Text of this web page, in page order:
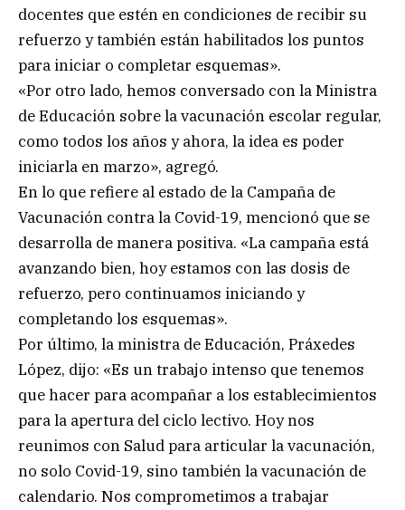
docentes que estén en condiciones de recibir su
refuerzo y también están habilitados los puntos
para iniciar o completar esquemas».
«Por otro lado, hemos conversado con la Ministra
de Educación sobre la vacunación escolar regular,
como todos los años y ahora, la idea es poder
iniciarla en marzo», agregó.
En lo que refiere al estado de la Campaña de
Vacunación contra la Covid-19, mencionó que se
desarrolla de manera positiva. «La campaña está
avanzando bien, hoy estamos con las dosis de
refuerzo, pero continuamos iniciando y
completando los esquemas».
Por último, la ministra de Educación, Práxedes
López, dijo: «Es un trabajo intenso que tenemos
que hacer para acompañar a los establecimientos
para la apertura del ciclo lectivo. Hoy nos
reunimos con Salud para articular la vacunación,
no solo Covid-19, sino también la vacunación de
calendario. Nos comprometimos a trabajar